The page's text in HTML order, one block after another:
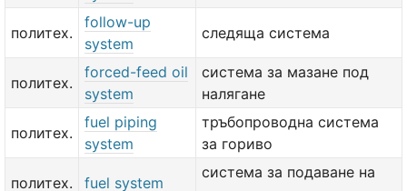
политех.
follow-up
system
следяща система
политех.
forced-feed oil
system
система за мазане под
налягане
политех.
fuel piping
system
тръбопроводна система
за гориво
политех. fuel system
система за подаване на